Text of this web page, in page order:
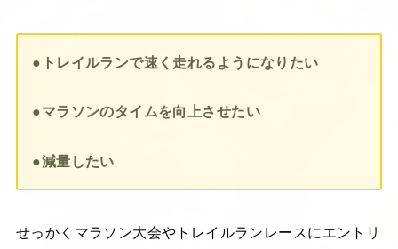
●トレイルランで速く走れるようになりたい
●マラソンのタイムを向上させたい
●減量したい
せっかくマラソン大会やトレイルランレースにエントリ